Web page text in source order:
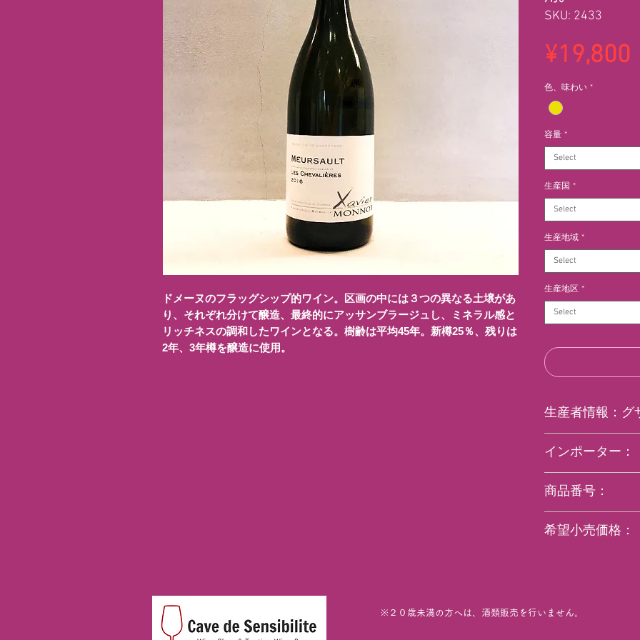
ドメーヌのフラッグシップ的ワイン。区画の中には３つの異なる土壌があ
り、それぞれ分けて醸造、最終的にアッサンブラージュし、ミネラル感と
リッチネスの調和したワインとなる。樹齢は平均45年。新樽25％、残りは
2年、3年樽を醸造に使用。
SKU: 2433
¥19,800
色、味わい *
容量 *
Select
生産国 *
Select
生産地域 *
Select
生産地区 *
Select
生産者情報：グ
ソーの老舗ドメー
の孫娘の婿にあた
た。５歳で父を亡
の異なるアペラシ
量制限がモットー
に耕して土壌を柔
インポーター：
商品番号：
希望小売価格：
※２０歳未満の方へは、酒類販売を行いません。